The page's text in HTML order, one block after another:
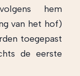
hem
van het hof)
toegepast
de eerste